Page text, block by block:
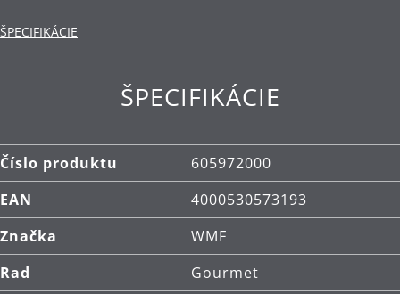
ŠPECIFIKÁCIE
ŠPECIFIKÁCIE
Číslo produktu
605972000
EAN
4000530573193
Značka
WMF
Rad
Gourmet